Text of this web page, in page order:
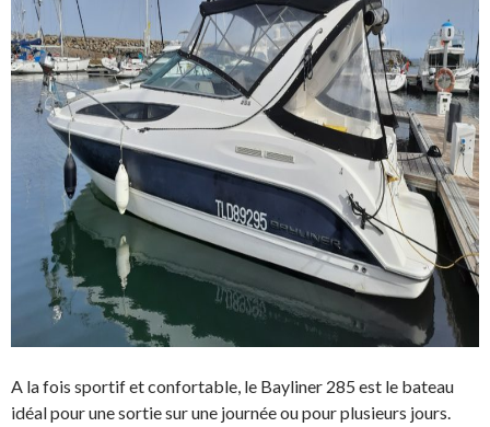
A la fois sportif et confortable, le Bayliner 285 est le bateau
idéal pour une sortie sur une journée ou pour plusieurs jours.